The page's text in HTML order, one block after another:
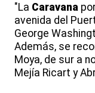
"La Caravana
avenida del
George
Además, se
Moya, de sur a
Mejía Ricart y